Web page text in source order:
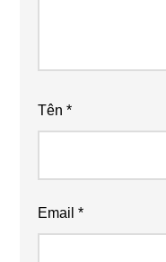
Tên*
Email*